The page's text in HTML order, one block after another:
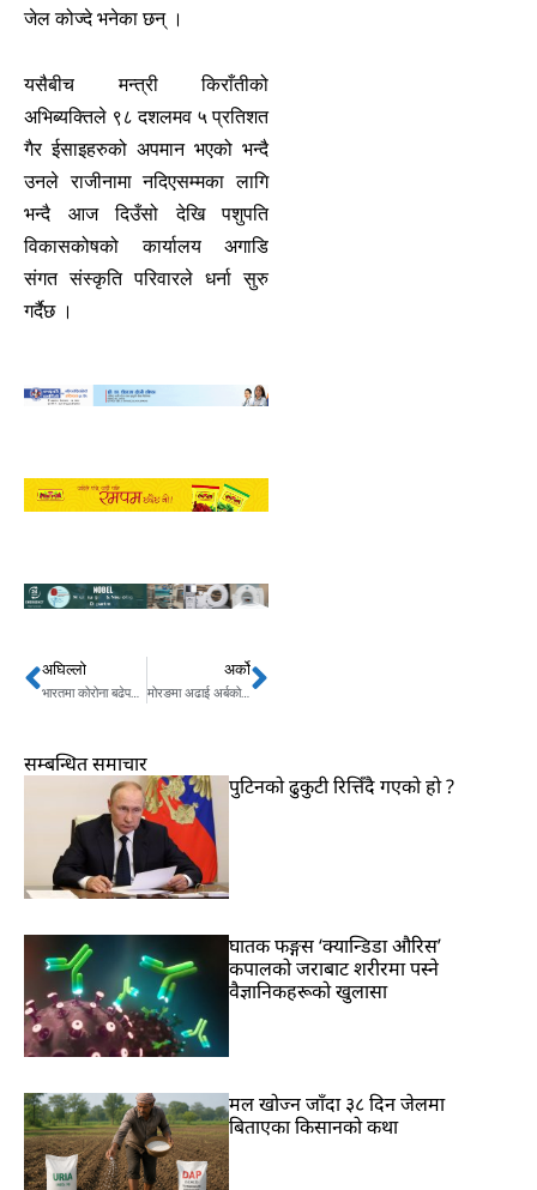
जेल कोज्दे भनेका छन् ।
यसैबीच मन्त्री किराँतीको
अभिब्यक्तिले ९८ दशलमव ५ प्रतिशत
गैर ईसाइहरुको अपमान भएको भन्दै
उनले राजीनामा नदिएसम्मका लागि
भन्दै आज दिउँसो देखि पशुपति
विकासकोषको कार्यालय अगाडि
संगत संस्कृति परिवारले धर्ना सुरु
गर्दैछ ।
Prev
अघिल्लो
भारतमा कोरोना बढेपनि नेपालमा आत्तिनु नपर्ने
अर्को
मोरङमा अढाई अर्बको इन्टरनेशनल हस्पिटल बनाउने उद्योगी को हुन् ? Next
सम्बन्धित समाचार
पुटिनको ढुकुटी रित्तिँदै गएको हो ?
घातक फङ्गस ‘क्यान्डिडा औरिस’
कपालको जराबाट शरीरमा पस्ने
वैज्ञानिकहरूको खुलासा
मल खोज्न जाँदा ३८ दिन जेलमा
बिताएका किसानको कथा